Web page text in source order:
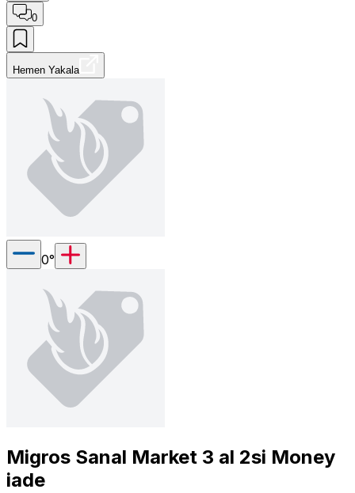
0
Hemen Yakala
0°
Migros Sanal Market 3 al 2si Money
iade